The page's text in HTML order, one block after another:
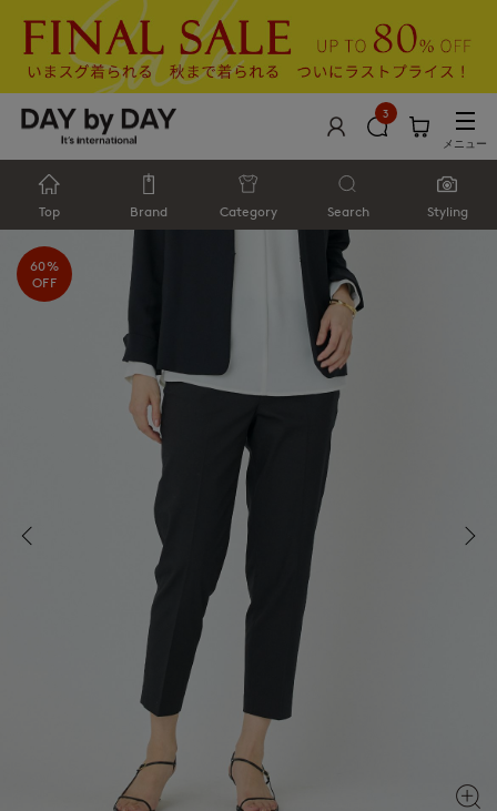
3
メニュー
Top Brand Category Search Styling
60%
OFF